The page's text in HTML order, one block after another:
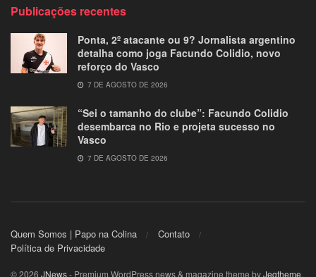
Publicações recentes
Ponta, 2º atacante ou 9? Jornalista argentino
detalha como joga Facundo Colidio, novo
reforço do Vasco
7 DE AGOSTO DE 2026
“Sei o tamanho do clube”: Facundo Colidio
desembarca no Rio e projeta sucesso no
Vasco
7 DE AGOSTO DE 2026
Quem Somos | Papo na Colina
Contato
Política de Privacidade
© 2026 JNews- Premium WordPress news & magazine theme byJegtheme.